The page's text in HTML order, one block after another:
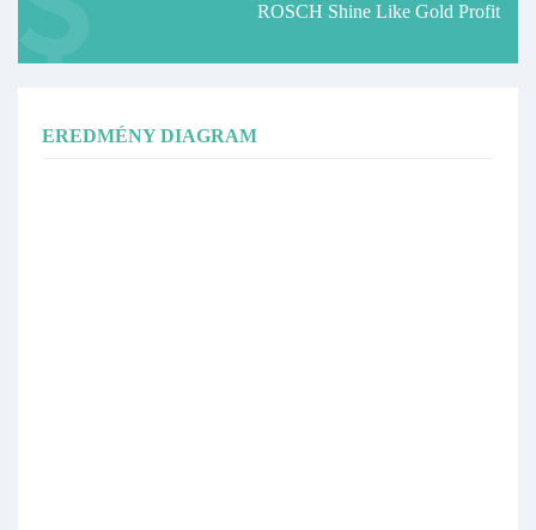
ROSCH Shine Like Gold Profit
EREDMÉNY DIAGRAM